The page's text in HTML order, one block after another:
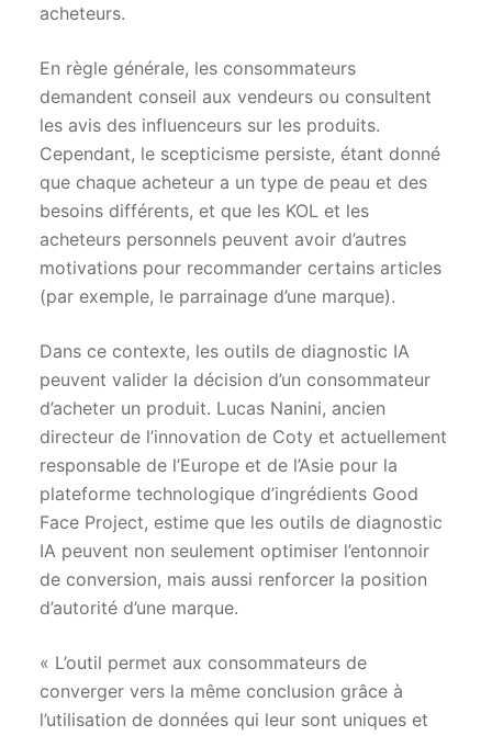
acheteurs.
En règle générale, les consommateurs
demandent conseil aux vendeurs ou consultent
les avis des influenceurs sur les produits.
Cependant, le scepticisme persiste, étant donné
que chaque acheteur a un type de peau et des
besoins différents, et que les KOL et les
acheteurs personnels peuvent avoir d’autres
motivations pour recommander certains articles
(par exemple, le parrainage d’une marque).
Dans ce contexte, les outils de diagnostic IA
peuvent valider la décision d’un consommateur
d’acheter un produit. Lucas Nanini, ancien
directeur de l’innovation de Coty et actuellement
responsable de l’Europe et de l’Asie pour la
plateforme technologique d’ingrédients Good
Face Project, estime que les outils de diagnostic
IA peuvent non seulement optimiser l’entonnoir
de conversion, mais aussi renforcer la position
d’autorité d’une marque.
« L’outil permet aux consommateurs de
converger vers la même conclusion grâce à
l’utilisation de données qui leur sont uniques et